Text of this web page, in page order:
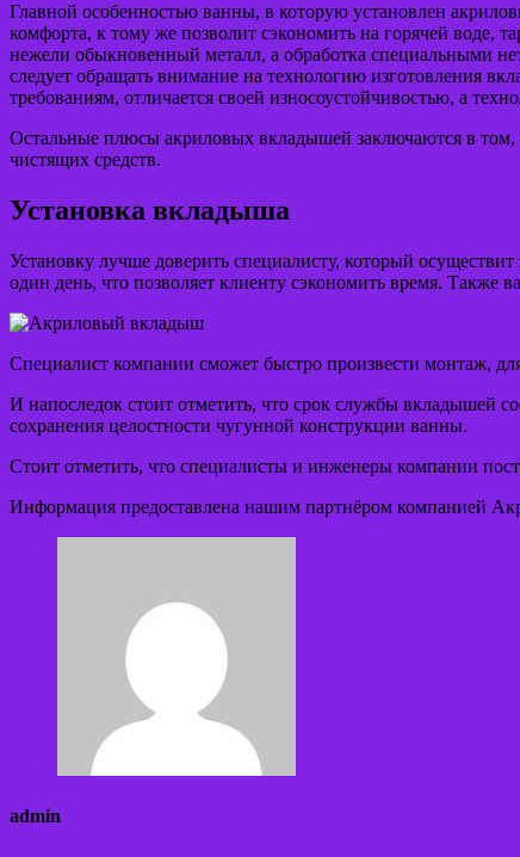
Главной особенностью ванны, в которую установлен
комфорта, к тому же позволит сэкономить на горячей воде,
нежели обыкновенный металл, а обработка специальными
следует обращать внимание на технологию изготовления
требованиям, отличается своей износоустойчивостью, а
Остальные плюсы акриловых вкладышей заключаются в том,
чистящих средств.
Установка вкладыша
Установку лучше доверить специалисту, который
один день, что позволяет клиенту сэкономить время. Также
Специалист компании сможет быстро произвести монтаж,
И напоследок стоит отметить, что срок службы вкладышей
сохранения целостности чугунной конструкции ванны.
Стоит отметить, что специалисты и инженеры компании
Информация предоставлена нашим партнёром компанией
admin